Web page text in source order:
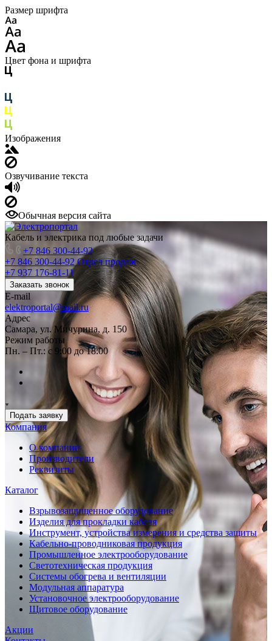
Размер шрифта
Цвет фона и шрифта
Изображения
Озвучивание текста
Обычная версия сайта
Кабель и электрика под любые задачи
+7 846 300-44-92
+7 846 300-44-92Отдел продаж
+7 937 176-81-11
Заказать звонок
E-mail
elektroportal@mail.ru
Адрес
Самара, ул. Мичурина, д. 150
Режим работы
Пн. – Пт.: с 9:00 до 18:00
Подать заявку
Компания
О компании
Производители
Реквизиты
Каталог
Взрывозащищенное оборудование
Изделия для прокладки кабеля
Инструмент, устройства измерения и средства защиты
Кабельно-проводниковая продукция
Промышленное электрооборудование
Светотехническая продукция
Системы обогрева и вентиляции
Модульная аппаратура
Установочное электрооборудование
Щитовое оборудование
Акции